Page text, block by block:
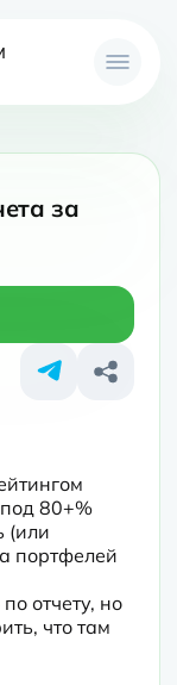
за
80+%
(или
портфелей
отчету, но
что там